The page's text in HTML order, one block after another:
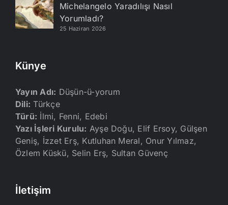
Michelangelo Yaradılışı Nasıl
Yorumladı?
25 Haziran 2026
Künye
Yayın Adı: Düşün-ü-yorum
Dili: Türkçe
Türü: İlmi, Fenni, Edebi
Yazı İşleri Kurulu: Ayşe Doğu, Elif Ersoy, Gülşen
Geniş, İzzet Erş, Kutluhan Meral, Onur Yılmaz,
Özlem Küskü, Selin Erş, Sultan Güvenç
İletişim